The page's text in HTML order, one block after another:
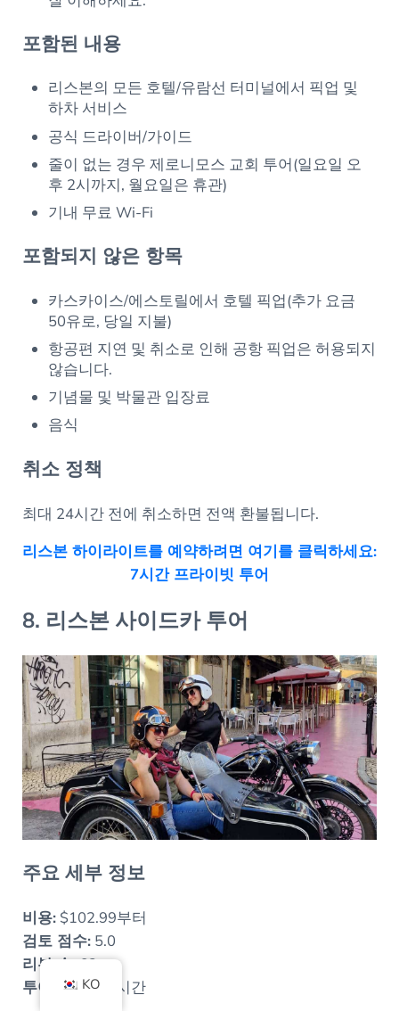
포함된 내용
리스본의 모든 호텔/유람선 터미널에서 픽업 및
하차 서비스
공식 드라이버/가이드
줄이 없는 경우 제로니모스 교회 투어(일요일 오
후 2시까지, 월요일은 휴관)
기내 무료 Wi-Fi
포함되지 않은 항목
카스카이스/에스토릴에서 호텔 픽업(추가 요금
50유로, 당일 지불)
항공편 지연 및 취소로 인해 공항 픽업은 허용되지
않습니다.
기념물 및 박물관 입장료
음식
취소 정책
최대 24시간 전에 취소하면 전액 환불됩니다.
리스본 하이라이트를 예약하려면 여기를 클릭하세요:
7시간 프라이빗 투어
8. 리스본 사이드카 투어
주요 세부 정보
비용:$102.99부터
검토 점수:5.0
리뷰 수:63
투어 길이:3.5시간
KO